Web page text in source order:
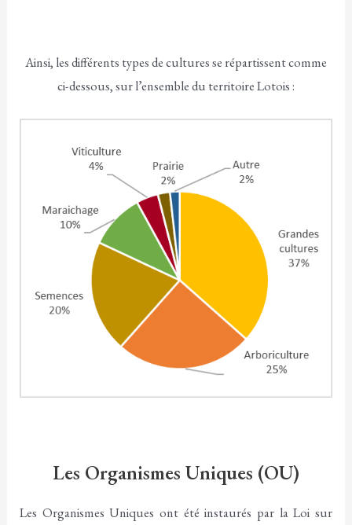
Ainsi, les différents types de cultures se répartissent comme
ci-dessous, sur l’ensemble du territoire Lotois :
Les Organismes Uniques (OU)
Les Organismes Uniques ont été instaurés par la Loi sur